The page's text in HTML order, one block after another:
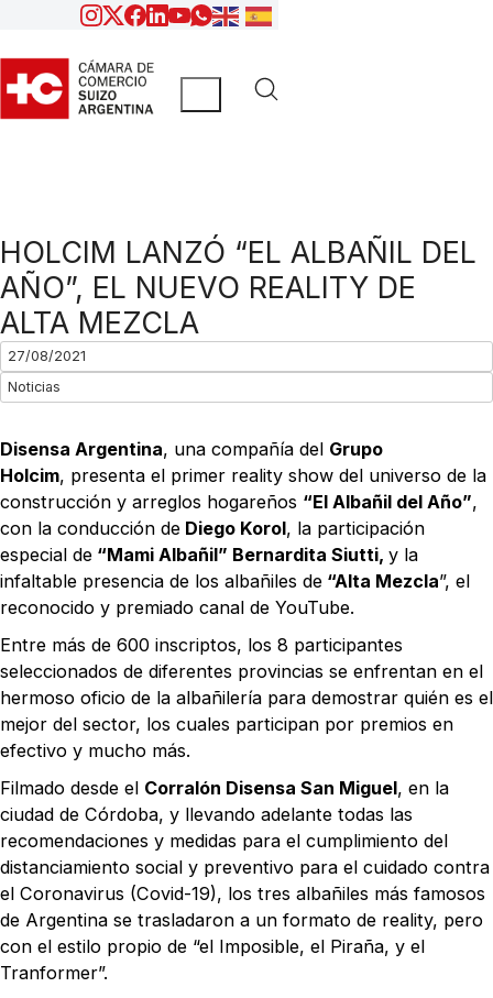
HOLCIM LANZÓ “EL ALBAÑIL DEL
AÑO”, EL NUEVO REALITY DE
ALTA MEZCLA
27/08/2021
Noticias
Disensa Argentina, una compañía del Grupo
Holcim, presenta el primer reality show del universo de la
construcción y arreglos hogareños “El Albañil del Año”,
con la conducción de Diego Korol, la participación
especial de “Mami Albañil” Bernardita Siutti, y la
infaltable presencia de los albañiles de “Alta Mezcla”, el
reconocido y premiado canal de YouTube.
Entre más de 600 inscriptos, los 8 participantes
seleccionados de diferentes provincias se enfrentan en el
hermoso oficio de la albañilería para demostrar quién es el
mejor del sector, los cuales participan por premios en
efectivo y mucho más.
Filmado desde el Corralón Disensa San Miguel, en la
ciudad de Córdoba, y llevando adelante todas las
recomendaciones y medidas para el cumplimiento del
distanciamiento social y preventivo para el cuidado contra
el Coronavirus (Covid-19), los tres albañiles más famosos
de Argentina se trasladaron a un formato de reality, pero
con el estilo propio de “el Imposible, el Piraña, y el
Tranformer”.